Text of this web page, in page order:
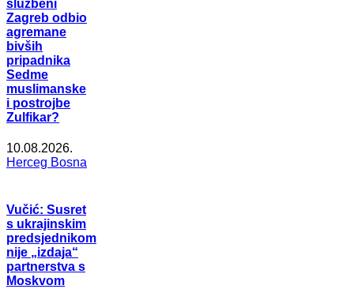
službeni
Zagreb odbio
agremane
bivših
pripadnika
Sedme
muslimanske
i postrojbe
Zulfikar?
10.08.2026.
Herceg Bosna
Vučić: Susret
s ukrajinskim
predsjednikom
nije „izdaja“
partnerstva s
Moskvom